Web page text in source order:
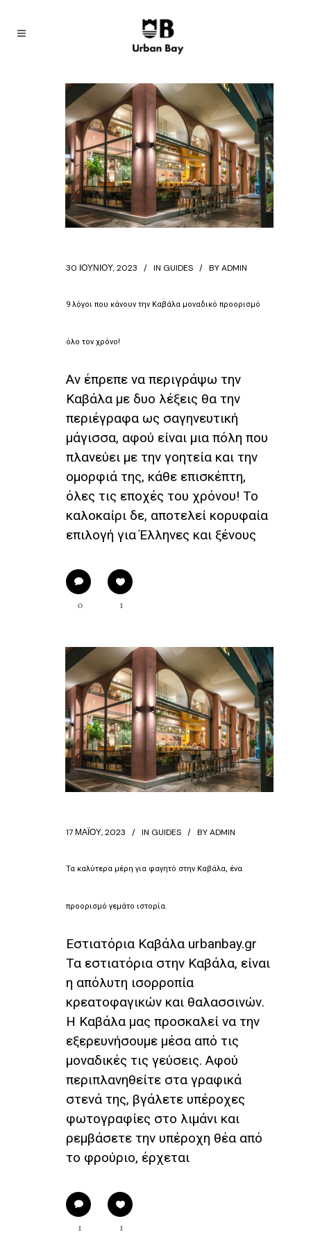
30 ΙΟΥΝΊΟΥ, 2023 IN GUIDES BYADMIN
9 λόγοι που κάνουν την Καβάλα μοναδικό προορισμό
όλο τον χρόνο!
Αν έπρεπε να περιγράψω την
Καβάλα με δυο λέξεις θα την
περιέγραφα ως σαγηνευτική
μάγισσα, αφού είναι μια πόλη που
πλανεύει με την γοητεία και την
ομορφιά της, κάθε επισκέπτη,
όλες τις εποχές του χρόνου! Το
καλοκαίρι δε, αποτελεί κορυφαία
επιλογή για Έλληνες και ξένους
0 1
17 ΜΑΪ́ΟΥ, 2023 IN GUIDES BYADMIN
Τα καλύτερα μέρη για φαγητό στην Καβάλα, ένα
προορισμό γεμάτο ιστορία.
Εστιατόρια Καβάλα urbanbay.gr
Τα εστιατόρια στην Καβάλα, είναι
η απόλυτη ισορροπία
κρεατοφαγικών και θαλασσινών.
Η Καβάλα μας προσκαλεί να την
εξερευνήσουμε μέσα από τις
μοναδικές τις γεύσεις. Αφού
περιπλανηθείτε στα γραφικά
στενά της, βγάλετε υπέροχες
φωτογραφίες στο λιμάνι και
ρεμβάσετε την υπέροχη θέα από
το φρούριο, έρχεται
1 1